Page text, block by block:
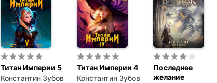
Титан Империи 5
Константин Зубов
Титан Империи 4
Константин Зубов
Последнее
желание